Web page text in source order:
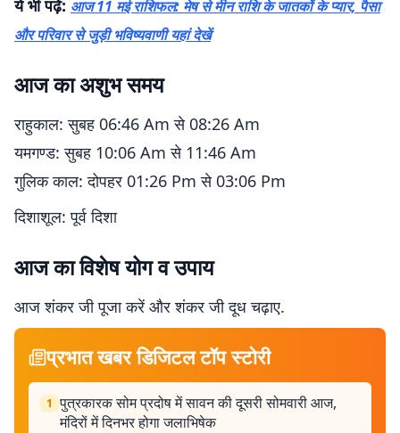
ये भी पढ़ें: आज 11 मई राशिफल: मेष से मीन राशि के जातकों के प्यार, पैसा
और परिवार से जुड़ी भविष्यवाणी यहां देखें
आज का अशुभ समय
राहुकाल: सुबह 06:46 Am से 08:26 Am
यमगण्ड: सुबह 10:06 Am से 11:46 Am
गुलिक काल: दोपहर 01:26 Pm से 03:06 Pm
दिशाशूल: पूर्व दिशा
आज का विशेष योग व उपाय
आज शंकर जी पूजा करें और शंकर जी दूध चढ़ाए.
प्रभात खबर डिजिटल टॉप स्टोरी
1 पुत्रकारक सोम प्रदोष में सावन की दूसरी सोमवारी आज,
मंदिरों में दिनभर होगा जलाभिषेक